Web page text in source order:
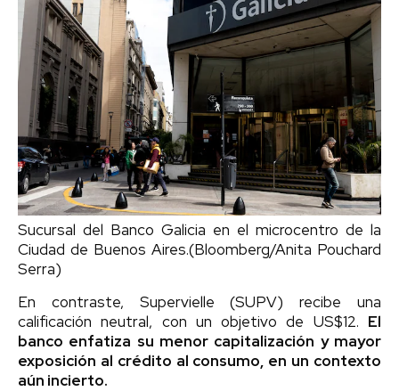
Sucursal del Banco Galicia en el microcentro de la
Ciudad de Buenos Aires.(Bloomberg/Anita Pouchard
Serra)
En contraste, Supervielle (SUPV) recibe una
calificación neutral, con un objetivo de US$12. El
banco enfatiza su menor capitalización y mayor
exposición al crédito al consumo, en un contexto
aún incierto.